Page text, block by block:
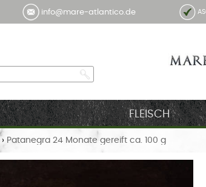
info@mare-atlantico.de
FLEISCH
› Patanegra 24 Monate gereift ca. 100 g